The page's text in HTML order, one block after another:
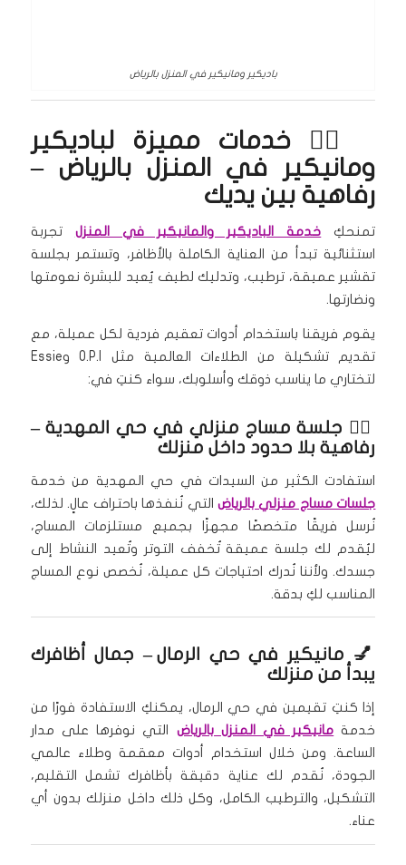
باديكير ومانيكير في المنزل بالرياض
🧖‍♀️ خدمات مميزة لباديكير
ومانيكير في المنزل بالرياض –
رفاهية بين يديك
تمنحكِ خدمة الباديكير والمانيكير في المنزل تجربة
استثنائية تبدأ من العناية الكاملة بالأظافر، وتستمر بجلسة
تقشير عميقة، ترطيب، وتدليك لطيف يُعيد للبشرة نعومتها
ونضارتها.
يقوم فريقنا باستخدام أدوات تعقيم فردية لكل عميلة، مع
تقديم تشكيلة من الطلاءات العالمية مثل O.P.I وEssie
لتختاري ما يناسب ذوقك وأسلوبك، سواء كنتِ في:
🧖‍♀️ جلسة مساج منزلي في حي المهدية–
رفاهية بلا حدود داخل منزلك
استفادت الكثير من السيدات في حي المهدية من خدمة
جلسات مساج منزلي بالرياض التي نُنفذها باحتراف عالٍ. لذلك،
نُرسل فريقًا متخصصًا مجهزًا بجميع مستلزمات المساج،
ليُقدم لك جلسة عميقة تُخفف التوتر وتُعيد النشاط إلى
جسدك. ولأننا نُدرك احتياجات كل عميلة، نُخصص نوع المساج
المناسب لكِ بدقة.
💅 مانيكير في حي الرمال– جمال أظافرك
يبدأ من منزلك
إذا كنتِ تقيمين في حي الرمال، يمكنكِ الاستفادة فورًا من
خدمة مانيكير في المنزل بالرياض التي نوفرها على مدار
الساعة. ومن خلال استخدام أدوات معقمة وطلاء عالمي
الجودة، نُقدم لك عناية دقيقة بأظافرك تشمل التقليم،
التشكيل، والترطيب الكامل، وكل ذلك داخل منزلك بدون أي
عناء.